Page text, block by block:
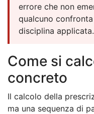
errore che non
qualcuno
disciplina applicata.
Come si
concreto
Il calcolo della
ma una sequenza di